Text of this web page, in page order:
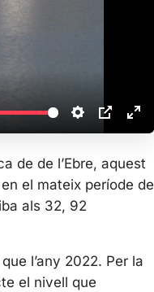
S
t
t
i
g
s
P
P
E
t
e
u
de de l’Ebre, aquest
el mateix període de
als 32, 92
l’any 2022. Per la
el nivell que